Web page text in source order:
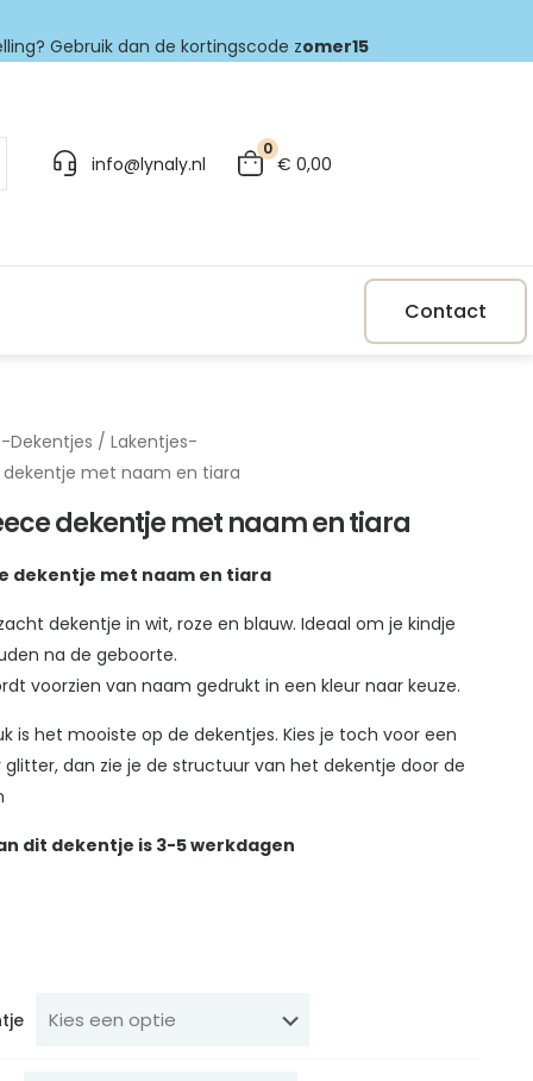
Gebruik dan de kortingscode zomer15
info@lynaly.nl
0
€ 0,00
Contact
-Dekentjes / Lakentjes-
met naam en tiara
dekentje met naam en tiara
dekentje met naam en tiara
dekentje in wit, roze en blauw. Ideaal om je kindje
na de geboorte.
voorzien van naam gedrukt in een kleur naar keuze.
is het mooiste op de dekentjes. Kies je toch voor een
glitter, dan zie je de structuur van het dekentje door de
dit dekentje is 3-5 werkdagen